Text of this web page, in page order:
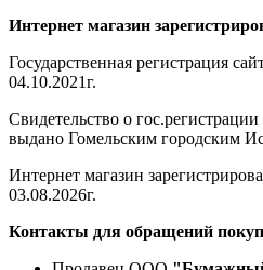
Интернет магазин
Государственная регистрация
04.10.2021г.
Свидетельство о
выдано Гомельским городским
Интернет магазин
03.08.2026г.
Контакты для обращений